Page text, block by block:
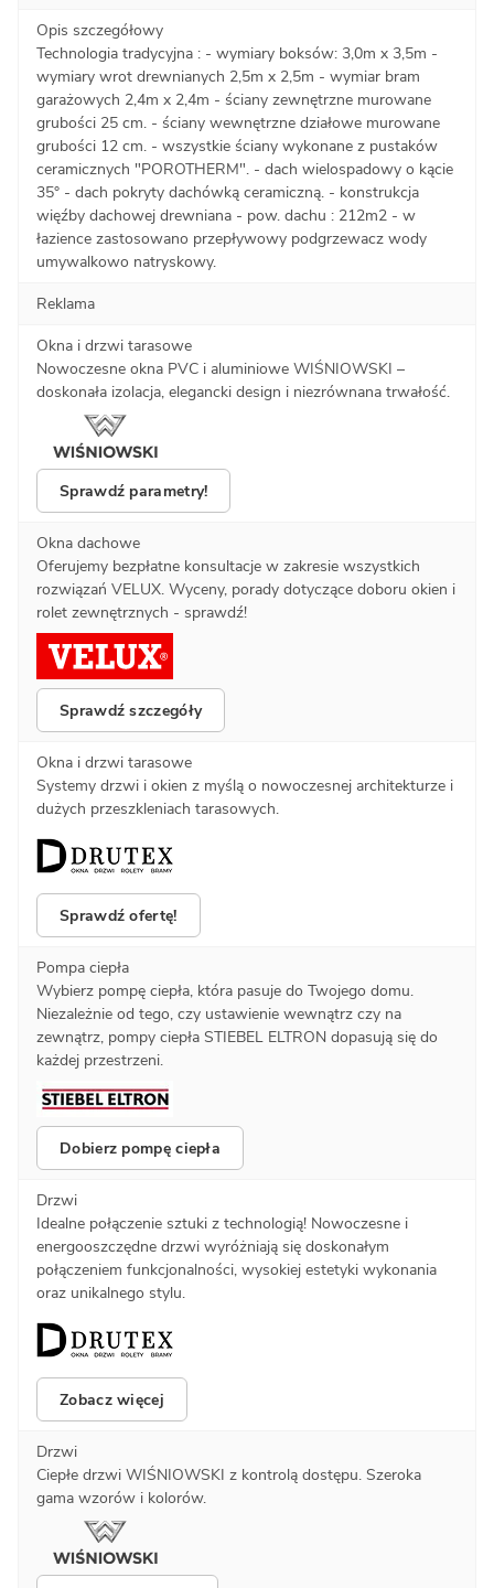
Opis szczegółowy
Technologia tradycyjna : - wymiary boksów: 3,0m x 3,5m -
wymiary wrot drewnianych 2,5m x 2,5m - wymiar bram
garażowych 2,4m x 2,4m - ściany zewnętrzne murowane
grubości 25 cm. - ściany wewnętrzne działowe murowane
grubości 12 cm. - wszystkie ściany wykonane z pustaków
ceramicznych "POROTHERM". - dach wielospadowy o kącie
35° - dach pokryty dachówką ceramiczną. - konstrukcja
więźby dachowej drewniana - pow. dachu : 212m2 - w
łazience zastosowano przepływowy podgrzewacz wody
umywalkowo natryskowy.
Reklama
Okna i drzwi tarasowe
Nowoczesne okna PVC i aluminiowe WIŚNIOWSKI –
doskonała izolacja, elegancki design i niezrównana trwałość.
Sprawdź parametry!
Okna dachowe
Oferujemy bezpłatne konsultacje w zakresie wszystkich
rozwiązań VELUX. Wyceny, porady dotyczące doboru okien i
rolet zewnętrznych - sprawdź!
Sprawdź szczegóły
Okna i drzwi tarasowe
Systemy drzwi i okien z myślą o nowoczesnej architekturze i
dużych przeszkleniach tarasowych.
Sprawdź ofertę!
Pompa ciepła
Wybierz pompę ciepła, która pasuje do Twojego domu.
Niezależnie od tego, czy ustawienie wewnątrz czy na
zewnątrz, pompy ciepła STIEBEL ELTRON dopasują się do
każdej przestrzeni.
Dobierz pompę ciepła
Drzwi
Idealne połączenie sztuki z technologią! Nowoczesne i
energooszczędne drzwi wyróżniają się doskonałym
połączeniem funkcjonalności, wysokiej estetyki wykonania
oraz unikalnego stylu.
Zobacz więcej
Drzwi
Ciepłe drzwi WIŚNIOWSKI z kontrolą dostępu. Szeroka
gama wzorów i kolorów.